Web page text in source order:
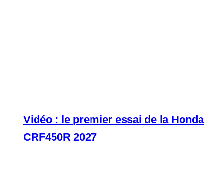
Vidéo : le premier essai de la Honda
CRF450R 2027